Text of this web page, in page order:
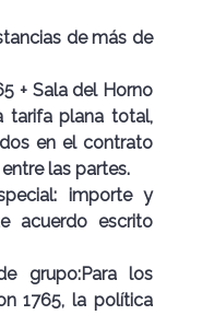
de más de
+ Sala del Horno
tarifa plana total,
en el contrato
las partes.
importe y
acuerdo escrito
grupo:Para los
1765, la política